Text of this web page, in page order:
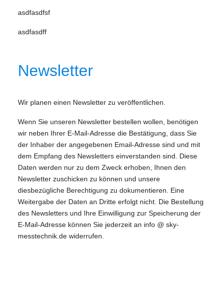
asdfasdfsf
asdfasdff
Newsletter
Wir planen einen Newsletter zu veröffentlichen.
Wenn Sie unseren Newsletter bestellen wollen, benötigen
wir neben Ihrer E-Mail-Adresse die Bestätigung, dass Sie
der Inhaber der angegebenen Email-Adresse sind und mit
dem Empfang des Newsletters einverstanden sind. Diese
Daten werden nur zu dem Zweck erhoben, Ihnen den
Newsletter zuschicken zu können und unsere
diesbezügliche Berechtigung zu dokumentieren. Eine
Weitergabe der Daten an Dritte erfolgt nicht. Die Bestellung
des Newsletters und Ihre Einwilligung zur Speicherung der
E-Mail-Adresse können Sie jederzeit an info @ sky-
messtechnik.de widerrufen.